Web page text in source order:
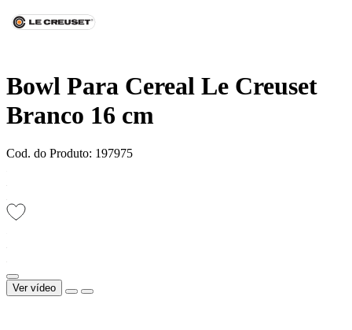
Bowl Para Cereal Le Creuset
Branco 16 cm
Cod. do Produto: 197975
Ver vídeo